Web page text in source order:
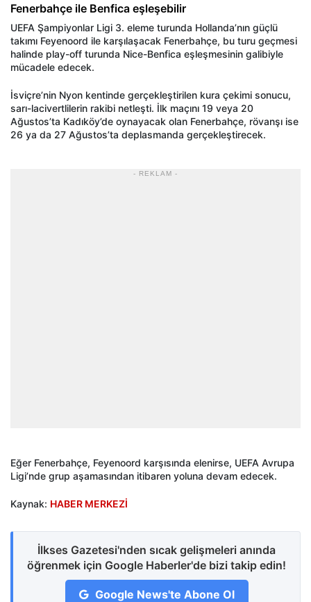
Fenerbahçe ile Benfica eşleşebilir
UEFA Şampiyonlar Ligi 3. eleme turunda Hollanda’nın güçlü
takımı Feyenoord ile karşılaşacak Fenerbahçe, bu turu geçmesi
halinde play-off turunda Nice-Benfica eşleşmesinin galibiyle
mücadele edecek.
İsviçre’nin Nyon kentinde gerçekleştirilen kura çekimi sonucu,
sarı-lacivertlilerin rakibi netleşti. İlk maçını 19 veya 20
Ağustos’ta Kadıköy’de oynayacak olan Fenerbahçe, rövanşı ise
26 ya da 27 Ağustos’ta deplasmanda gerçekleştirecek.
- REKLAM -
Eğer Fenerbahçe, Feyenoord karşısında elenirse, UEFA Avrupa
Ligi’nde grup aşamasından itibaren yoluna devam edecek.
Kaynak: HABER MERKEZİ
İlkses Gazetesi'nden sıcak gelişmeleri anında
öğrenmek için Google Haberler'de bizi takip edin!
Google News'te Abone Ol